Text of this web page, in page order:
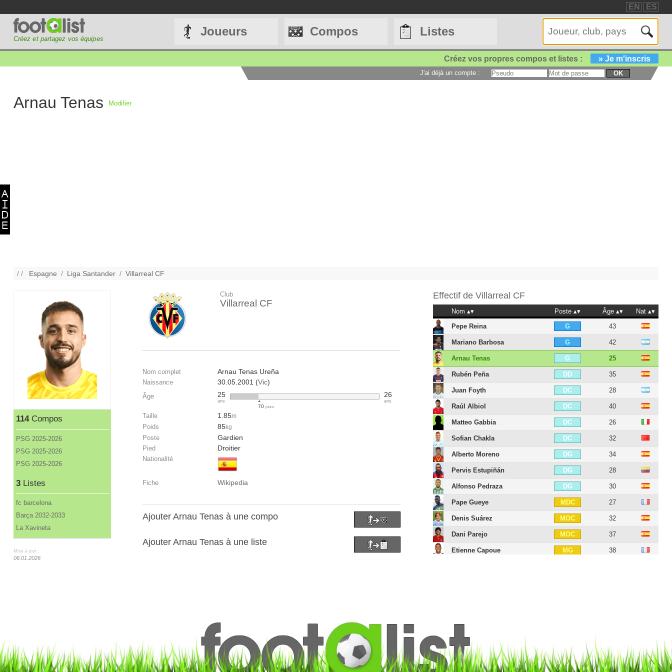
EN ES
Créez et partagez vos équipes
Joueurs Compos Listes
Créez vos propres compos et listes : » Je m'inscris
J'ai déjà un compte : OK
Arnau Tenas Modifier
/ / Espagne / Liga Santander /Villarreal CF
114Compos
PSG 2025-2026
PSG 2025-2026
PSG 2025-2026
3Listes
fc barcelona
Barça 2032-2033
La Xavineta
Mise à jour :
06.01.2026
Club
Villarreal CF
Nom complet Arnau Tenas Ureña
Naissance 30.05.2001 (Vic)
Âge 25
ans
70jours
26
ans
Taille 1.85m
Poids 85kg
Poste Gardien
Pied Droitier
Nationalité
Fiche Wikipedia
Ajouter Arnau Tenas à une compo
Ajouter Arnau Tenas à une liste
Effectif de Villarreal CF
Nom Poste Âge
Nat
Pepe Reina
G 43
Mariano Barbosa G 42
Arnau Tenas G 25
Rubén Peña DD 35
Juan Foyth DC 28
Raúl Albiol DC 40
Matteo Gabbia DC 26
Sofian Chakla DC 32
Alberto Moreno DG 34
Pervis Estupiñán DG 28
Alfonso Pedraza DG 30
Pape Gueye MDC 27
Denis Suárez MOC 32
Dani Parejo MOC 37
Etienne Capoue MG 38
Boulaye Dia ATT 29
Nicolas Pépé BU 30